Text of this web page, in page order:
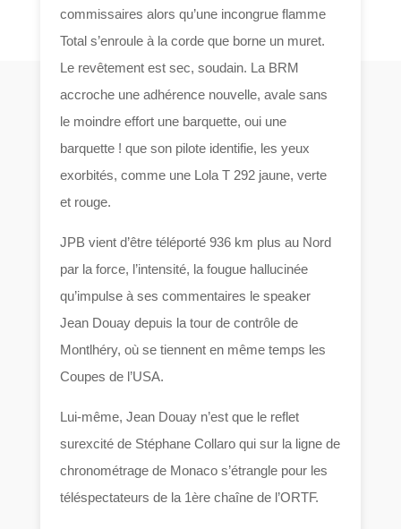
commissaires alors qu’une incongrue flamme
Total s’enroule à la corde que borne un muret.
Le revêtement est sec, soudain. La BRM
accroche une adhérence nouvelle, avale sans
le moindre effort une barquette, oui une
barquette ! que son pilote identifie, les yeux
exorbités, comme une Lola T 292 jaune, verte
et rouge.
JPB vient d’être téléporté 936 km plus au Nord
par la force, l’intensité, la fougue hallucinée
qu’impulse à ses commentaires le speaker
Jean Douay depuis la tour de contrôle de
Montlhéry, où se tiennent en même temps les
Coupes de l’USA.
Lui-même, Jean Douay n’est que le reflet
surexcité de Stéphane Collaro qui sur la ligne de
chronométrage de Monaco s’étrangle pour les
téléspectateurs de la 1ère chaîne de l’ORTF.